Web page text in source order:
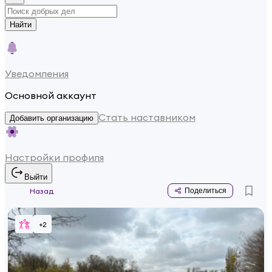
Найти
Уведомления
Основной аккаунт
Добавить организацию Стать наставником
Настройки профиля
Выйти
Назад
Поделиться
+2